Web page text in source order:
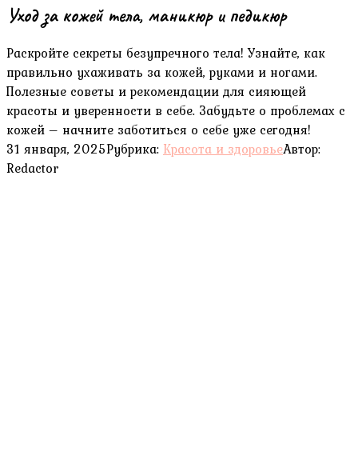
Уход за кожей тела, маникюр и педикюр
Раскройте секреты безупречного тела! Узнайте, как
правильно ухаживать за кожей, руками и ногами.
Полезные советы и рекомендации для сияющей
красоты и уверенности в себе. Забудьте о проблемах с
кожей – начните заботиться о себе уже сегодня!
31 января, 2025Рубрика: Красота и здоровьеАвтор:
Redactor